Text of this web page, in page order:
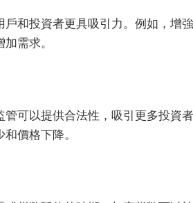
和投資者更具吸引力。例如，增
需求。
可以提供合法性，吸引更多投資
價格下降。